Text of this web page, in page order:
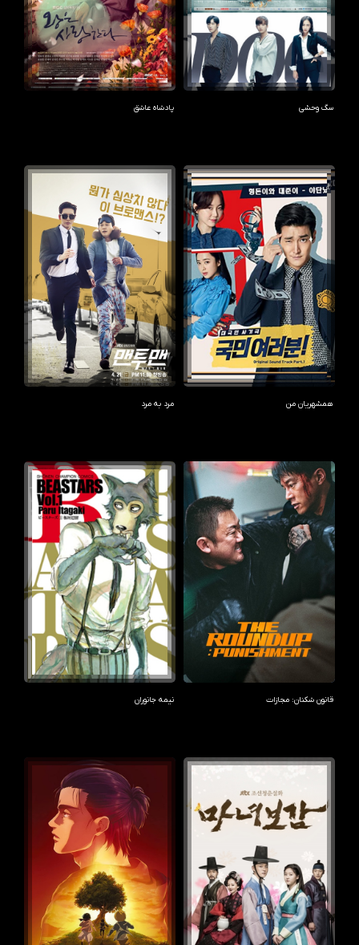
سگ وحشی پادشاه عاشق
همشهریان من مرد به مرد
قانون شکنان: مجازات نیمه جانوران